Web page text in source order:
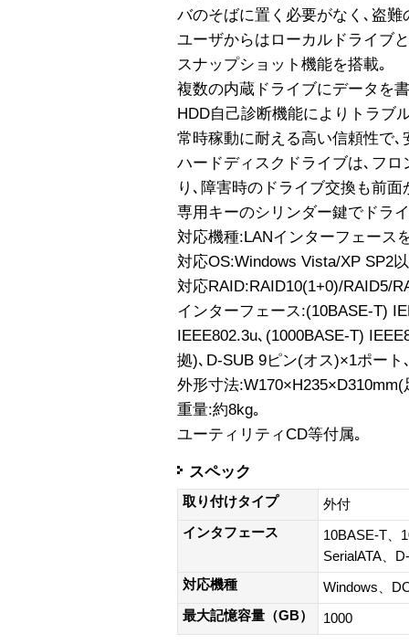
バのそばに置く必要がなく､盗難
ユーザからはローカルドライブ
スナップショット機能を搭載｡
複数の内蔵ドライブにデータを
HDD自己診断機能によりトラブ
常時稼動に耐える高い信頼性で､
ハードディスクドライブは､フ
り､障害時のドライブ交換も前
専用キーのシリンダー鍵でドラ
対応機種:LANインターフェース
対応OS:Windows Vista/XP SP2
対応RAID:RAID10(1+0)/RAID5/
インターフェース:(10BASE-T)
IEEE802.3u､(1000BASE-T)
拠)､D-SUB 9ピン(オス)×1ポート
外形寸法
重量:約8kg｡
ユーティリティCD等付属｡
スペック
取り付けタイプ
外付
インタフェース
10BASE-T、
SerialATA、
対応機種
Windows、
最大記憶容量（GB）
1000